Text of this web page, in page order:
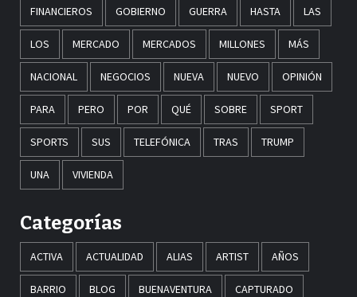
FINANCIEROS GOBIERNO GUERRA HASTA LAS
LOS MERCADO MERCADOS MILLONES MÁS
NACIONAL NEGOCIOS NUEVA NUEVO OPINIÓN
PARA PERO POR QUÉ SOBRE SPORT
SPORTS SUS TELEFÓNICA TRAS TRUMP
UNA VIVIENDA
Categorías
ACTIVA ACTUALIDAD ALIAS ARTIST AÑOS
BARRIO BLOG BUENAVENTURA CAPTURADO